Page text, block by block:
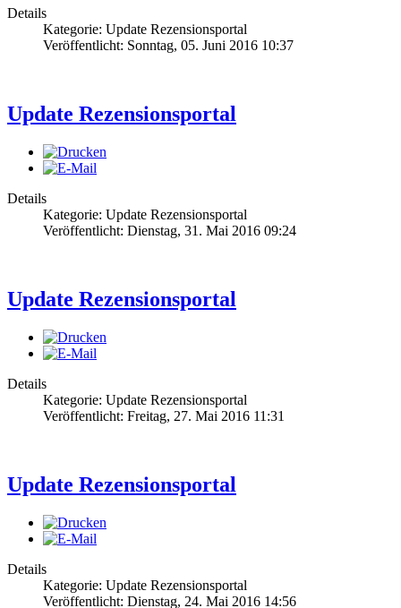
Details
Kategorie: Update Rezensionsportal
Veröffentlicht: Sonntag, 05. Juni 2016 10:37
Update Rezensionsportal
Details
Kategorie: Update Rezensionsportal
Veröffentlicht: Dienstag, 31. Mai 2016 09:24
Update Rezensionsportal
Details
Kategorie: Update Rezensionsportal
Veröffentlicht: Freitag, 27. Mai 2016 11:31
Update Rezensionsportal
Details
Kategorie: Update Rezensionsportal
Veröffentlicht: Dienstag, 24. Mai 2016 14:56